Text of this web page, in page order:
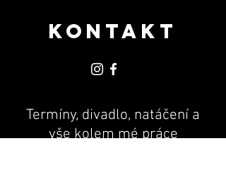
KONTAKT
Termíny, divadlo, natáčení a
vše kolem mé práce